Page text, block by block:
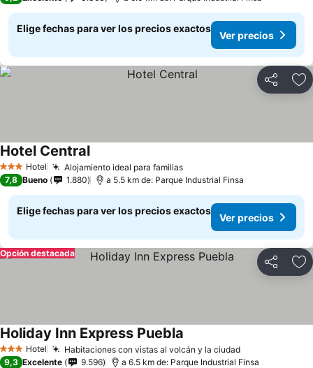
Elige fechas para ver los precios exactos
Ver precios
Compartir
3 Estrellas
Hotel Alojamiento ideal para familias
Hotel Central
7,8 Bueno 1.880 a 5.5 km de: Parque Industrial Finsa
Elige fechas para ver los precios exactos
Ver precios
Compartir
Opción destacada
3 Estrellas
Hotel Habitaciones con vistas al volcán y la ciudad
Holiday Inn Express Puebla
9,3 Excelente 9.596 a 6.5 km de: Parque Industrial Finsa